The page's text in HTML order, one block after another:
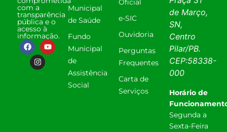
com a
transparência
pública e o
acesso à
informação.
Municipal
de Saúde
Fundo
Municipal
de
Assistência
Social
e-SIC
Ouvidoria
Perguntas
Frequentes
Carta de
Serviços
de Março,
SN,
Centro
Pilar/PB.
CEP:58338-
000
Horário de
Segunda a
Sexta-Feira